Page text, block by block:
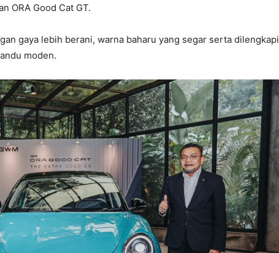
ORA Good Cat GT.
gaya lebih berani, warna baharu yang segar serta dilengkapi
moden.